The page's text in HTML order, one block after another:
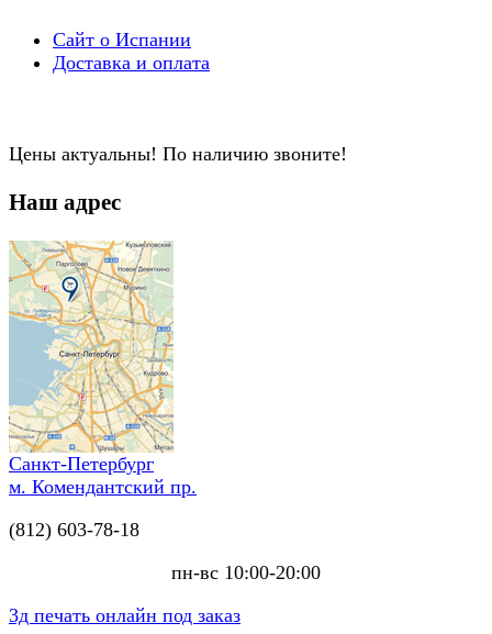
Сайт о Испании
Доставка и оплата
Цены актуальны! По наличию звоните!
Наш адрес
Санкт-Петербург
м. Комендантский пр.
(812) 603-78-18
пн-вс 10:00-20:00
3д печать онлайн под заказ